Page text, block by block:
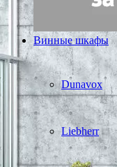
Винные шкафы
Dunavox
Liebherr